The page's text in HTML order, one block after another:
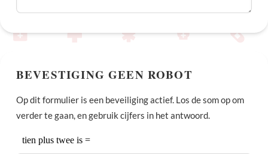
BEVESTIGING GEEN ROBOT
Op dit formulier is een beveiliging actief. Los de som op om
verder te gaan, en gebruik cijfers in het antwoord.